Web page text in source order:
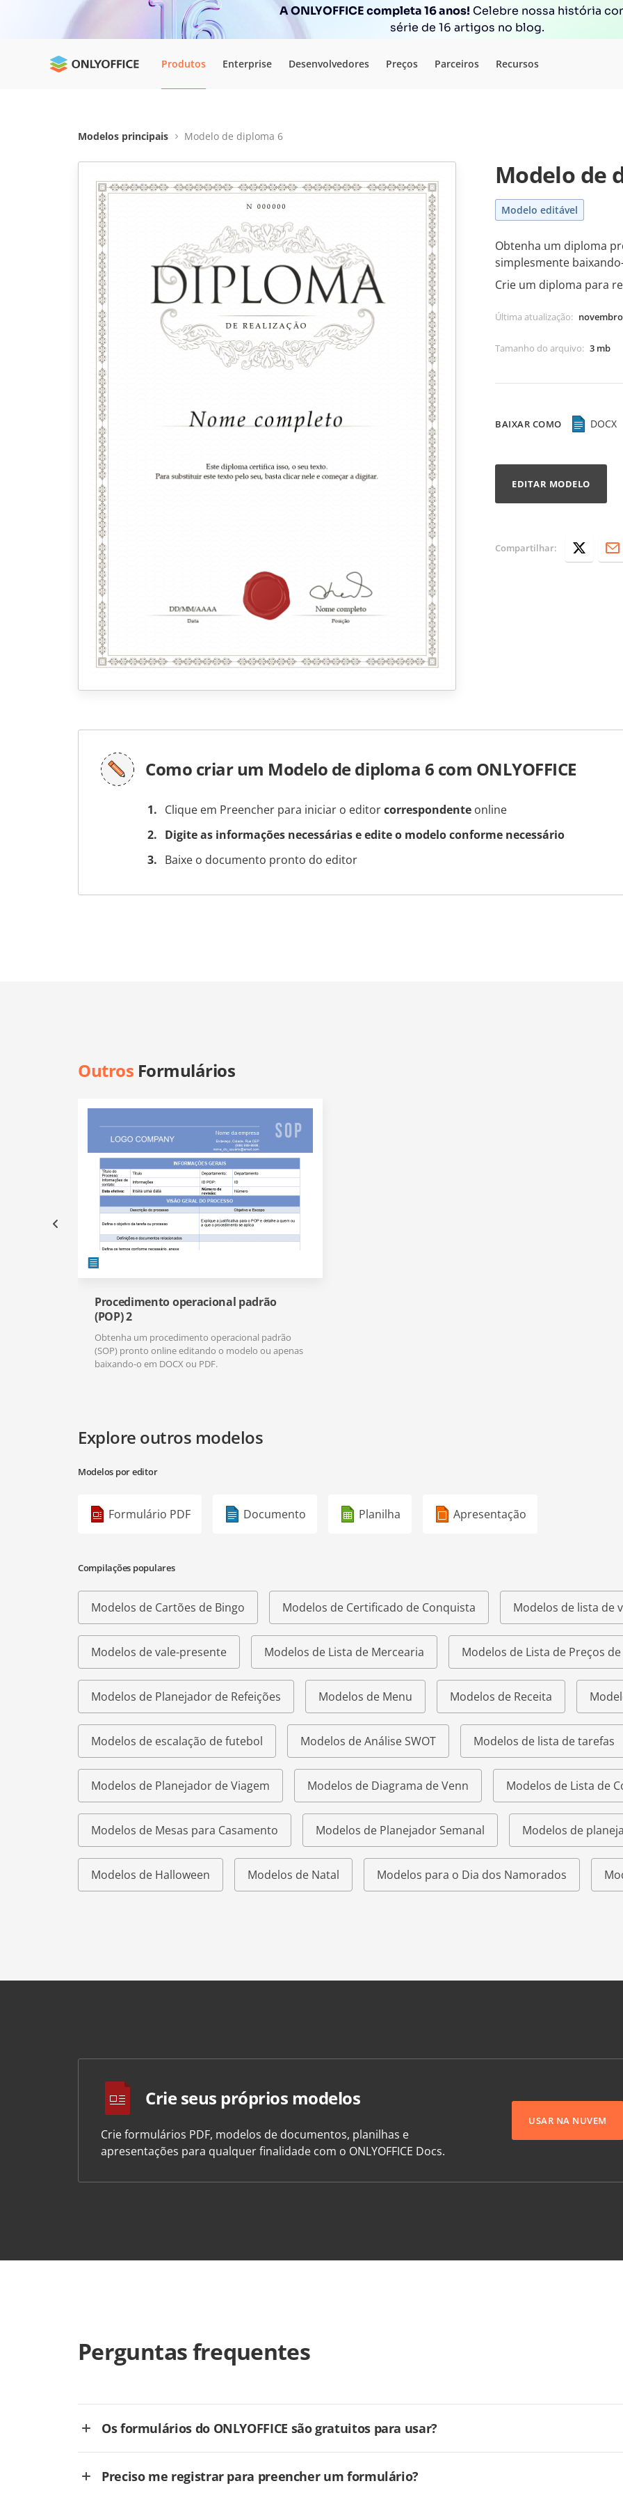
A ONLYOFFICE completa 16 anos! Celebre nossa história
série de 16 artigos no blog.
Produtos Enterprise Desenvolvedores Preços Parceiros Recursos
Modelos principais Modelo de diploma 6
Modelo de
Modelo editável
Obtenha um diploma
simplesmente
Crie um diploma para
Última atualização:
Tamanho do arquivo: 3 mb
BAIXAR COMO DOCX
EDITAR MODELO
Compartilhar:
Como criar um Modelo de diploma 6 com ONLYOFFICE
Clique em Preencher para iniciar o editorcorrespondente online
Digite as informações necessárias e edite o modelo conforme necessário
Baixe o documento pronto do editor
Outros Formulários
Procedimento operacional padrão
(POP) 2
Obtenha um procedimento operacional padrão
(SOP) pronto online editando o modelo ou apenas
baixando-o em DOCX ou PDF.
Explore outros modelos
Modelos por editor
Formulário PDF Documento Planilha Apresentação
Compilações populares
Modelos de Cartões de Bingo Modelos de Certificado de Conquista Modelos de lista de
Modelos de vale-presente Modelos de Lista de Mercearia Modelos de Lista de Preços
Modelos de Planejador de Refeições Modelos de Menu Modelos de Receita
Modelos de escalação de futebol Modelos de Análise SWOT Modelos de lista de tarefas
Modelos de Planejador de Viagem Modelos de Diagrama de Venn Modelos de Lista de
Modelos de Mesas para Casamento Modelos de Planejador Semanal Modelos de
Modelos de Halloween Modelos de Natal Modelos para o Dia dos Namorados
Crie seus próprios modelos
Crie formulários PDF, modelos de documentos, planilhas e
apresentações para qualquer finalidade com o ONLYOFFICE Docs.
USAR NA NUVEM
Perguntas frequentes
Os formulários do ONLYOFFICE são gratuitos para usar?
Preciso me registrar para preencher um formulário?